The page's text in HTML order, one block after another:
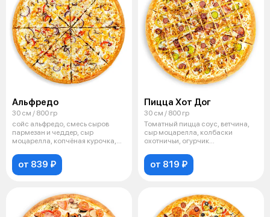
Альфредо
30 см / 800 гр
сойс альфредо, смесь сыров
пармезан и чеддер, сыр
моцарелла, копчёная курочка,
от 839 ₽
Пицца Хот Дог
30 см / 800 гр
Томатный пицца соус, ветчина,
сыр моцарелла, колбаски
охотничьи, огурчик
от 819 ₽